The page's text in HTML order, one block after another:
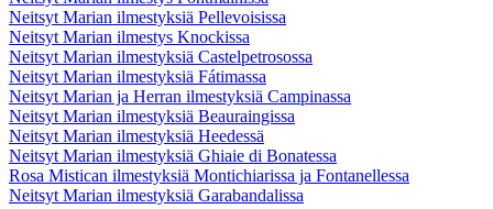
Neitsyt Marian ilmestyksiä Pellevoisissa
Neitsyt Marian ilmestys Knockissa
Neitsyt Marian ilmestyksiä Castelpetrosossa
Neitsyt Marian ilmestyksiä Fátimassa
Neitsyt Marian ja Herran ilmestyksiä Campinassa
Neitsyt Marian ilmestyksiä Beauraingissa
Neitsyt Marian ilmestyksiä Heedessä
Neitsyt Marian ilmestyksiä Ghiaie di Bonatessa
Rosa Mistican ilmestyksiä Montichiarissa ja Fontanellessa
Neitsyt Marian ilmestyksiä Garabandalissa